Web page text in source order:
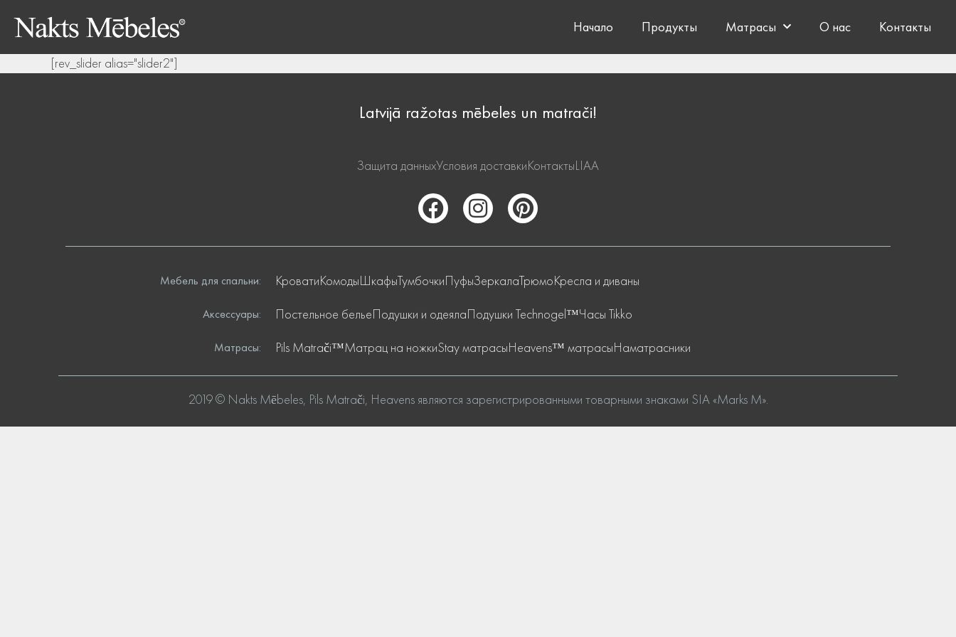
Начало Продукты Матрасы О нас Контакты
[rev_slider alias="slider2"]
Latvijā ražotas mēbeles un matrači!
Защита данныхУсловия доставкиКонтактыLIAA
Мебель для спальни: КроватиКомодыШкафыТумбочкиПуфыЗеркалаТрюмоКресла и диваны
Аксессуары: Постельное бельеПодушки и одеялаПодушки Technogel™Часы Tikko
Матрасы: Pils Matrači™Mатрац на ножкиStay матрасыHeavens™ матрасыНаматрасники
2019 © Nakts Mēbeles, Pils Matrači, Heavens являются зарегистрированными товарными знаками SIA «Marks M».